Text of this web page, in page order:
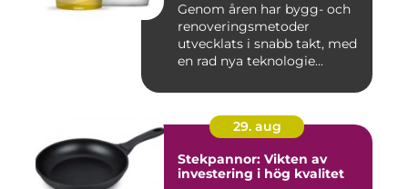
Genom åren har bygg- och
renoveringsmetoder
utvecklats i snabb takt, med
en rad nya teknologie...
29. aug
Stekpannor: Vikten av
investering i hög kvalitet